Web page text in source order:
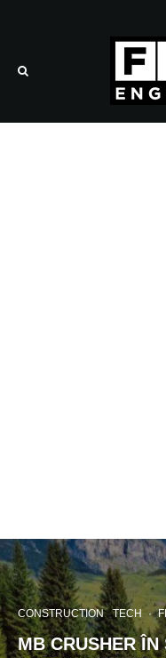
CONSTRUCTION TECH ·
MB CRUSHER ÎN